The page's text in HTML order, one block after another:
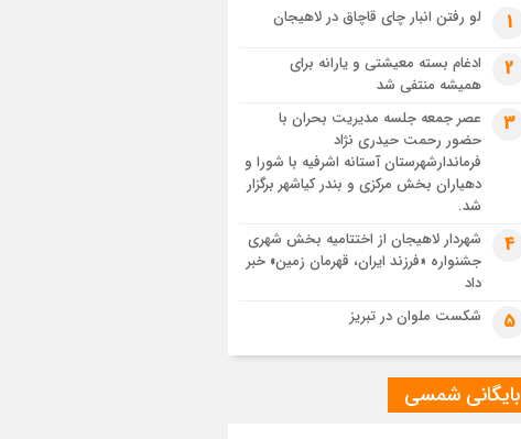
آخر در آستان امام رئوف
تصاویر هوایی مراسم تشییع پیکر مطهر آقای
شهید ایران – مشهد
4 هفته قبل
مراسم تشییع پیکر مطهر آقای شهید ایران –
مشهد
تصاویری از تراکم جمعیت حاضر در میدان
ثورهالعشرین نجف اشرف
1 لو رفتن انبار چای قاچاق در لاهیجان
2
ادغام بسته معیشتی و یارانه برای
همیشه منتفی شد
3
عصر جمعه جلسه مدیریت بحران با
حضور رحمت حیدری نژاد
فرماندارشهرستان آستانه اشرفیه با شورا و
دهیاران بخش مرکزی و بندر کیاشهر برگزار
شد.
4
شهردار لاهیجان از اختتامیه بخش شهری
جشنواره «فرزند ایران، قهرمان زمین» خبر
داد
5 شکست ملوان در تبریز
بایگانی شمسی